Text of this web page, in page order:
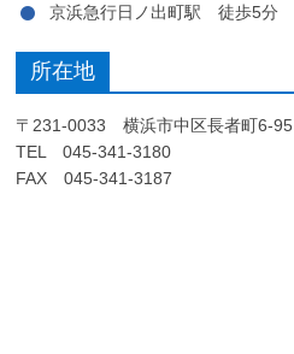
京浜急行日ノ出町駅 徒歩5分
所在地
〒231-0033 横浜市中区長者町6-95
TEL 045-341-3180
FAX 045-341-3187